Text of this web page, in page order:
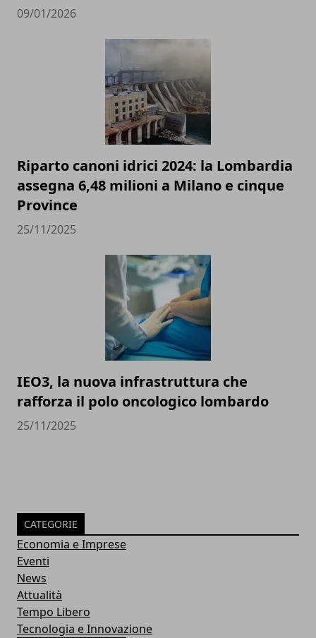
09/01/2026
Riparto canoni idrici 2024: la Lombardia
assegna 6,48 milioni a Milano e cinque
Province
25/11/2025
IEO3, la nuova infrastruttura che
rafforza il polo oncologico lombardo
25/11/2025
CATEGORIE
Economia e Imprese
Eventi
News
Attualità
Tempo Libero
Tecnologia e Innovazione